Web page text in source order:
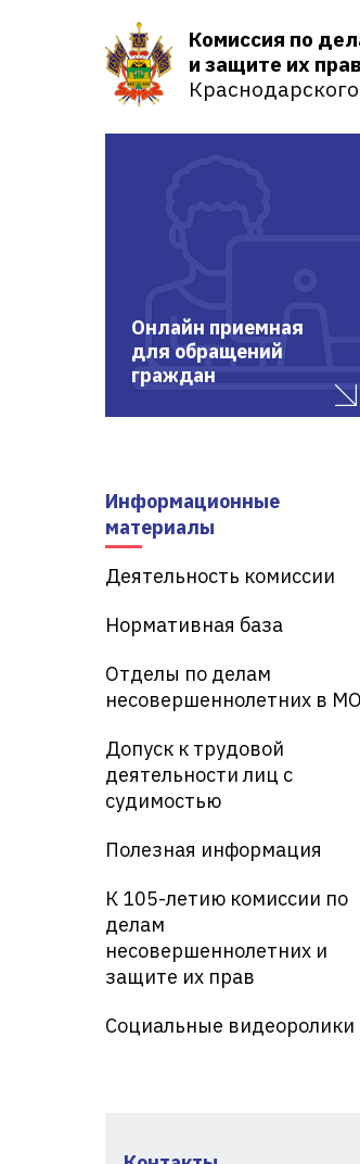
Комиссия по
и защите их
Онлайн приемная
для обращений
граждан
Информационные
материалы
Деятельность комиссии
Нормативная база
Отделы по делам
несовершеннолетних в МО
Допуск к трудовой
деятельности лиц с
судимостью
Полезная информация
К 105-летию комиссии по
делам
несовершеннолетних и
защите их прав
Социальные видеоролики